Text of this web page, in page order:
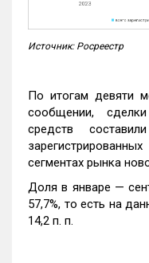
Источник: Росреестр
По итогам девяти
сообщении,
средств
сегментах рынка
Доля в январе —
57,7%, то есть на
14,2 п. п.